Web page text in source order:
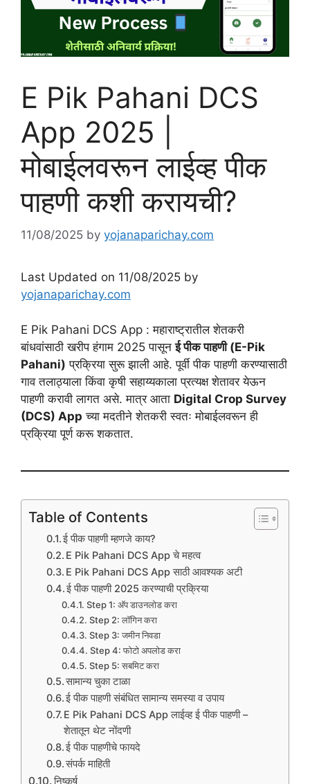
E Pik Pahani DCS
App 2025 |
मोबाईलवरून लाईव्ह पीक
पाहणी कशी करायची?
11/08/2025 by yojanaparichay.com
Last Updated on 11/08/2025 by
yojanaparichay.com
E Pik Pahani DCS App : महाराष्ट्रातील शेतकरी
बांधवांसाठी खरीप हंगाम 2025 पासूनई पीक पाहणी (E-Pik
Pahani) प्रक्रिया सुरू झाली आहे. पूर्वी पीक पाहणी करण्यासाठी
गाव तलाठ्याला किंवा कृषी सहाय्यकाला प्रत्यक्ष शेतावर येऊन
पाहणी करावी लागत असे. मात्र आता Digital Crop Survey
(DCS) App च्या मदतीने शेतकरी स्वतः मोबाईलवरून ही
प्रक्रिया पूर्ण करू शकतात.
Table of Contents
ई पीक पाहणी म्हणजे काय?
E Pik Pahani DCS App चे महत्व
E Pik Pahani DCS App साठी आवश्यक अटी
ई पीक पाहणी 2025 करण्याची प्रक्रिया
Step 1: अ‍ॅप डाउनलोड करा
Step 2: लॉगिन करा
Step 3: जमीन निवडा
Step 4: फोटो अपलोड करा
Step 5: सबमिट करा
सामान्य चुका टाळा
ई पीक पाहणी संबंधित सामान्य समस्या व उपाय
E Pik Pahani DCS App लाईव्ह ई पीक पाहणी –
शेतातून थेट नोंदणी
ई पीक पाहणीचे फायदे
संपर्क माहिती
निष्कर्ष